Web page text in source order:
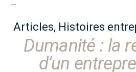
–
Articles, Histoires
Dumanité : la
d’un